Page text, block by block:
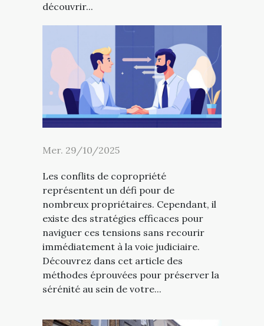
découvrir...
Mer. 29/10/2025
Les conflits de copropriété
représentent un défi pour de
nombreux propriétaires. Cependant, il
existe des stratégies efficaces pour
naviguer ces tensions sans recourir
immédiatement à la voie judiciaire.
Découvrez dans cet article des
méthodes éprouvées pour préserver la
sérénité au sein de votre...